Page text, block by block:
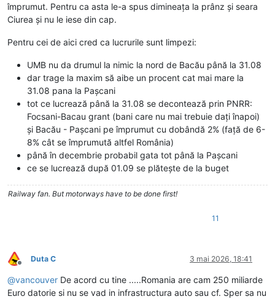
împrumut. Pentru ca asta le-a spus dimineața la prânz și seara
Ciurea și nu le iese din cap.
Pentru cei de aici cred ca lucrurile sunt limpezi:
UMB nu da drumul la nimic la nord de Bacău până la 31.08
dar trage la maxim să aibe un procent cat mai mare la
31.08 pana la Pașcani
tot ce lucrează până la 31.08 se decontează prin PNRR:
Focsani-Bacau grant (bani care nu mai trebuie dați înapoi)
și Bacău - Pașcani pe împrumut cu dobândă 2% (față de 6-
8% cât se împrumută altfel România)
până în decembrie probabil gata tot până la Pașcani
ce se lucrează după 01.09 se plătește de la buget
Railway fan. But motorways have to be done first!
11
Deconectat
Duta C 3 mai 2026, 18:41
@vancouver De acord cu tine .....Romania are cam 250 miliarde
Euro datorie si nu se vad in infrastructura auto sau cf. Sper sa nu